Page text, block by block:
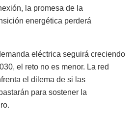
la promesa de la
energética perderá
eléctrica seguirá creciendo
el reto no es menor. La red
el dilema de si las
para sostener la